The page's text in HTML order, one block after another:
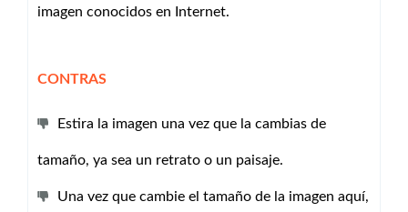
imagen conocidos en Internet.
CONTRAS
Estira la imagen una vez que la cambias de
tamaño, ya sea un retrato o un paisaje.
Una vez que cambie el tamaño de la imagen aquí,